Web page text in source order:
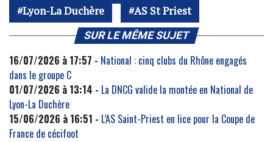
Lyon-La Duchère
AS St Priest
SUR LE MÊME SUJET
16/07/2026 à 17:57 - National : cinq clubs du Rhône engagés
dans le groupe C
01/07/2026 à 13:14 - La DNCG valide la montée en National de
Lyon-La Duchère
15/06/2026 à 16:51 - L’AS Saint-Priest en lice pour la Coupe de
France de cécifoot